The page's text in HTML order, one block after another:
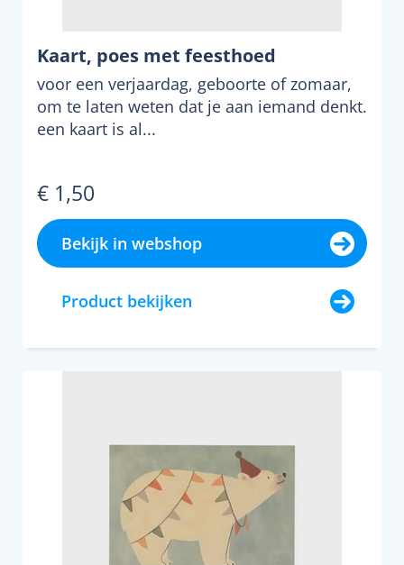
Kaart, poes met feesthoed
voor een verjaardag, geboorte of zomaar,
om te laten weten dat je aan iemand denkt.
een kaart is al...
€ 1,50
Bekijk in webshop
Product bekijken